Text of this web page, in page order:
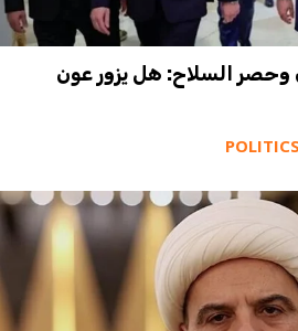
وحصر السلاح: هل يزور عون
POLITICS